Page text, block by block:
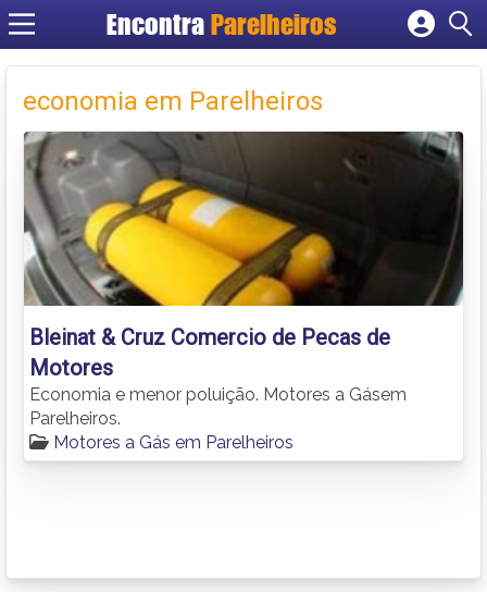
Encontra Parelheiros
Cadastrar empresa
Criar conta
economia em Parelheiros
Bleinat & Cruz Comercio de Pecas de
Motores
Economia e menor poluição. Motores a Gásem
Parelheiros.
Motores a Gás em Parelheiros